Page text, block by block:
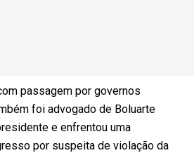
passagem por governos
foi advogado de Boluarte
e enfrentou uma
por suspeita de violação da